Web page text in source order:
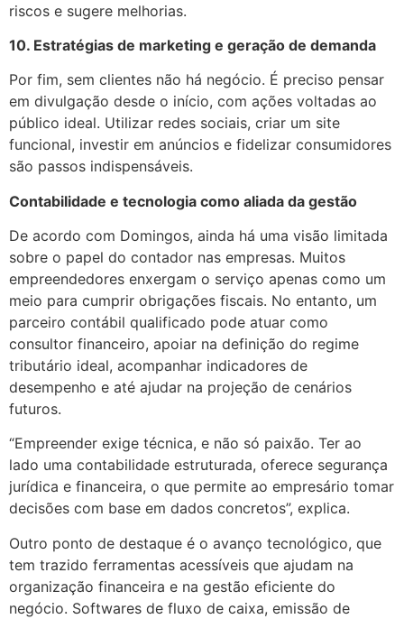
riscos e sugere melhorias.
10. Estratégias de marketing e geração de demanda
Por fim, sem clientes não há negócio. É preciso pensar
em divulgação desde o início, com ações voltadas ao
público ideal. Utilizar redes sociais, criar um site
funcional, investir em anúncios e fidelizar consumidores
são passos indispensáveis.
Contabilidade e tecnologia como aliada da gestão
De acordo com Domingos, ainda há uma visão limitada
sobre o papel do contador nas empresas. Muitos
empreendedores enxergam o serviço apenas como um
meio para cumprir obrigações fiscais. No entanto, um
parceiro contábil qualificado pode atuar como
consultor financeiro, apoiar na definição do regime
tributário ideal, acompanhar indicadores de
desempenho e até ajudar na projeção de cenários
futuros.
“Empreender exige técnica, e não só paixão. Ter ao
lado uma contabilidade estruturada, oferece segurança
jurídica e financeira, o que permite ao empresário tomar
decisões com base em dados concretos”, explica.
Outro ponto de destaque é o avanço tecnológico, que
tem trazido ferramentas acessíveis que ajudam na
organização financeira e na gestão eficiente do
negócio. Softwares de fluxo de caixa, emissão de